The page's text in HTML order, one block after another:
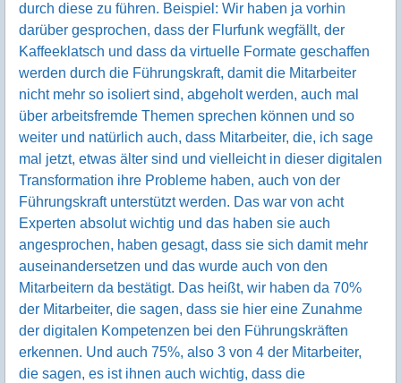
durch diese zu führen. Beispiel: Wir haben ja vorhin
darüber gesprochen, dass der Flurfunk wegfällt, der
Kaffeeklatsch und dass da virtuelle Formate geschaffen
werden durch die Führungskraft, damit die Mitarbeiter
nicht mehr so isoliert sind, abgeholt werden, auch mal
über arbeitsfremde Themen sprechen können und so
weiter und natürlich auch, dass Mitarbeiter, die, ich sage
mal jetzt, etwas älter sind und vielleicht in dieser digitalen
Transformation ihre Probleme haben, auch von der
Führungskraft unterstützt werden. Das war von acht
Experten absolut wichtig und das haben sie auch
angesprochen, haben gesagt, dass sie sich damit mehr
auseinandersetzen und das wurde auch von den
Mitarbeitern da bestätigt. Das heißt, wir haben da 70%
der Mitarbeiter, die sagen, dass sie hier eine Zunahme
der digitalen Kompetenzen bei den Führungskräften
erkennen. Und auch 75%, also 3 von 4 der Mitarbeiter,
die sagen, es ist ihnen auch wichtig, dass die